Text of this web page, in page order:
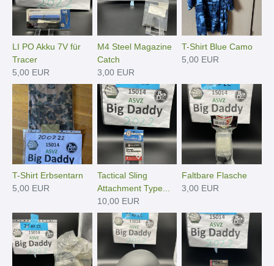
LI PO Akku 7V für
Tracer
5,00 EUR
M4 Steel Magazine
Catch
3,00 EUR
T-Shirt Blue Camo
5,00 EUR
T-Shirt Erbsentarn
5,00 EUR
Tactical Sling
Attachment Type...
10,00 EUR
Faltbare Flasche
3,00 EUR